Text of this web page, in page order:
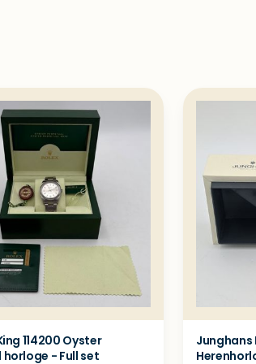
114200 Oyster
- Full set
Junghans